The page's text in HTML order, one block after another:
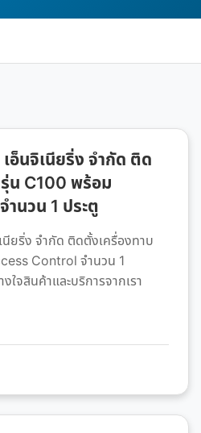
อ็นจิเนียริ่ง จำกัด ติด
น C100 พร้อม
นวน 1 ประตู
นียริ่ง จำกัด ติดตั้งเครื่องทาบ
Control จำนวน 1
จสินค้าและบริการจากเรา